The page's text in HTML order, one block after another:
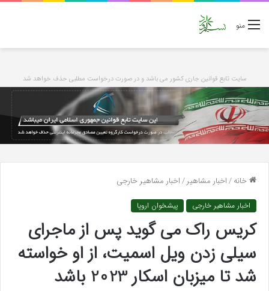
منو
سایت تابع قوانین جاری کشور می باشد و در صورت درخواست مطلبی حذف خواهد شد
خانه/اخبار مشاهیر/اخبار مشاهیر خارجی
اخبار مشاهیر خارجی پیشخوان اروپا
کریس راک می گوید پس از ماجرای
سیلی زدن ویل اسمیت، از او خواسته
شد تا میزبان اسکار 2023 باشد